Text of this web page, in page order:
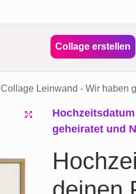
Collage erstellen
Leinwand - Wir haben
geheiratet und